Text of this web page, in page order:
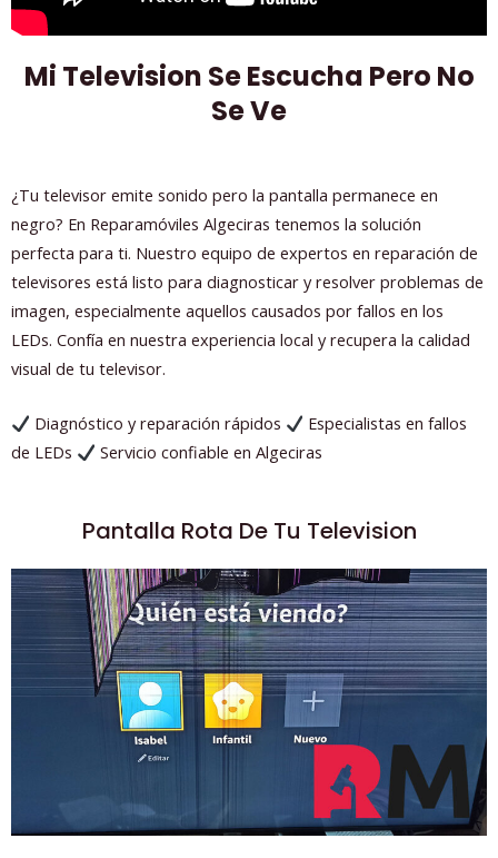
Mi Television Se Escucha Pero No
Se Ve
¿Tu televisor emite sonido pero la pantalla permanece en
negro? En Reparamóviles Algeciras tenemos la solución
perfecta para ti. Nuestro equipo de expertos en reparación de
televisores está listo para diagnosticar y resolver problemas de
imagen, especialmente aquellos causados por fallos en los
LEDs. Confía en nuestra experiencia local y recupera la calidad
visual de tu televisor.
Diagnóstico y reparación rápidos
Especialistas en fallos
de LEDs
Servicio confiable en Algeciras
Pantalla Rota De Tu Television